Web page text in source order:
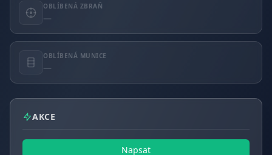
OBLÍBENÁ ZBRAŇ
—
OBLÍBENÁ MUNICE
—
AKCE
Napsat